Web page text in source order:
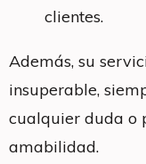
clientes.
Además, su
insuperable,
cualquier duda o
amabilidad.